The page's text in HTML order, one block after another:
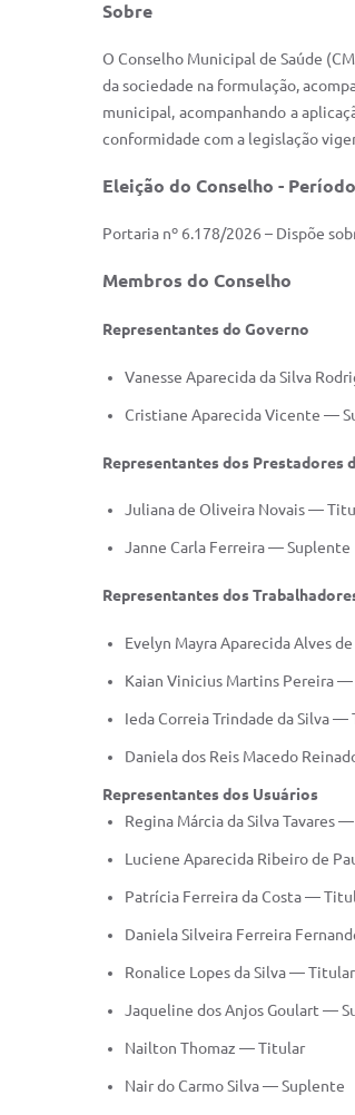
Sobre
O Conselho Municipal de Saúde
da sociedade na formulação,
municipal, acompanhando a
conformidade com a legislação
Eleição do Conselho -
Portaria nº 6.178/2026 – Dispõe
Membros do Conselho
Representantes do Governo
Vanesse Aparecida da Silva
Cristiane Aparecida Vicente —
Representantes dos Prestadores
Juliana de Oliveira Novais —
Janne Carla Ferreira — Suplente
Representantes dos
Evelyn Mayra Aparecida Alves
Kaian Vinicius Martins Pereira
Ieda Correia Trindade da Silva —
Daniela dos Reis Macedo
Representantes dos Usuários
Regina Márcia da Silva Tavares
Luciene Aparecida Ribeiro de
Patrícia Ferreira da Costa —
Daniela Silveira Ferreira
Ronalice Lopes da Silva — Titular
Jaqueline dos Anjos Goulart —
Nailton Thomaz — Titular
Nair do Carmo Silva — Suplente